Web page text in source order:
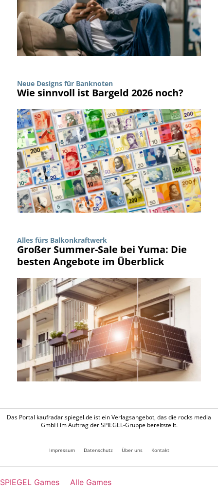
Neue Designs für Banknoten
Wie sinnvoll ist Bargeld 2026 noch?
Alles fürs Balkonkraftwerk
Großer Summer-Sale bei Yuma: Die
besten Angebote im Überblick
Das Portal kaufradar.spiegel.de ist ein Verlagsangebot, das die rocks media
GmbH im Auftrag der SPIEGEL-Gruppe bereitstellt.
Impressum Datenschutz Über uns Kontakt
SPIEGEL Games Alle Games